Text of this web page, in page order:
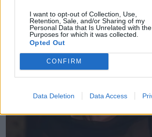
I want to opt-out of Collection, Use,
Retention, Sale, and/or Sharing of my
Personal Data that Is Unrelated with the
Purposes for which it was collected.
Opted Out
CONFIRM
Data Deletion Data Access